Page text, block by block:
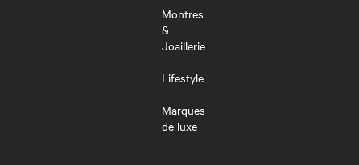
Montres
&
Joaillerie
Lifestyle
Marques
de luxe